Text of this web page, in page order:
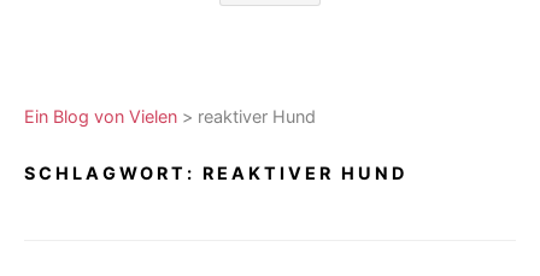
Ein Blog von Vielen > reaktiver Hund
SCHLAGWORT: REAKTIVER HUND